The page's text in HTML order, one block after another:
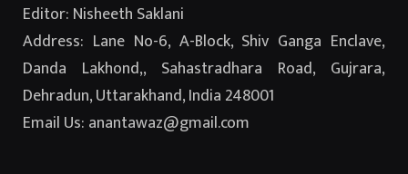
Editor: Nisheeth Saklani
Address: Lane No-6, A-Block, Shiv Ganga Enclave,
Danda Lakhond,, Sahastradhara Road, Gujrara,
Dehradun, Uttarakhand, India 248001
Email Us: anantawaz@gmail.com